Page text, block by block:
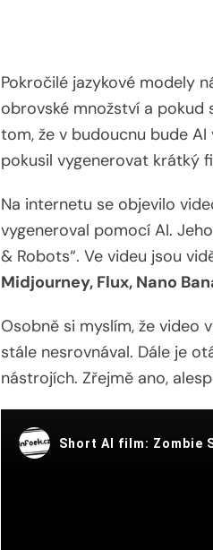
Pokročilé jazykové modely
obrovské množství a pokud
tom, že v budoucnu bude
pokusil vygenerovat krátký
Na internetu se objevilo
vygeneroval pomocí AI.
& Robots“. Ve videu jsou
Midjourney, Flux, Nano
Osobně si myslím, že video
stále nesrovnával. Dále je
nástrojích. Zřejmě ano,